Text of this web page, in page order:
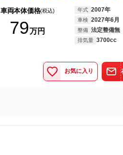
車両本体価格(税込)
79万円
年式 2007年
車検 2027年6月
整備 法定整備無
排気量 3700cc
お気に入り